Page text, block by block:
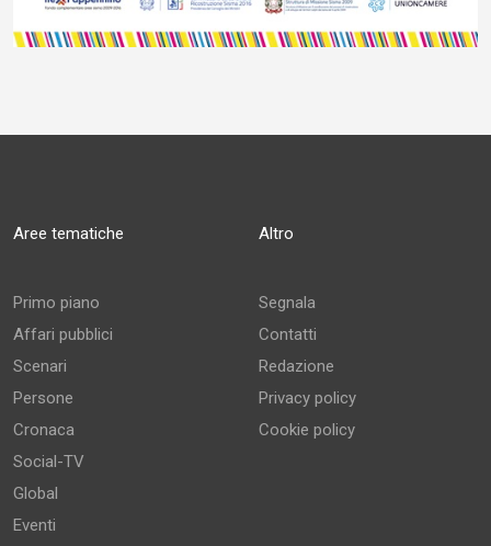
Aree tematiche
Primo piano
Affari pubblici
Scenari
Persone
Cronaca
Social-TV
Global
Eventi
Altro
Segnala
Contatti
Redazione
Privacy policy
Cookie policy